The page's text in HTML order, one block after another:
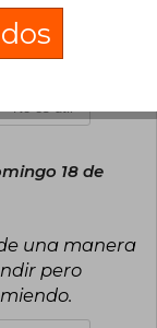
No es útil
18 de
una manera
pero